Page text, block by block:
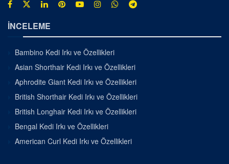
İNCELEME
Bambino Kedi Irkı ve Özellikleri
Asian Shorthair Kedi Irkı ve Özellikleri
Aphrodite Giant Kedi Irkı ve Özellikleri
British Shorthair Kedi Irkı ve Özellikleri
British Longhair Kedi Irkı ve Özellikleri
Bengal Kedi Irkı ve Özellikleri
American Curl Kedi Irkı ve Özellikleri